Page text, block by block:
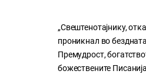
„Свештенотајнику,
проникнал во
Премудрост,
божествените